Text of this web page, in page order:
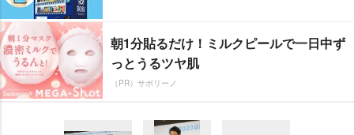
朝1分貼るだけ！ミルクピールで一日中ず
っとうるツヤ肌
（PR）サボリーノ